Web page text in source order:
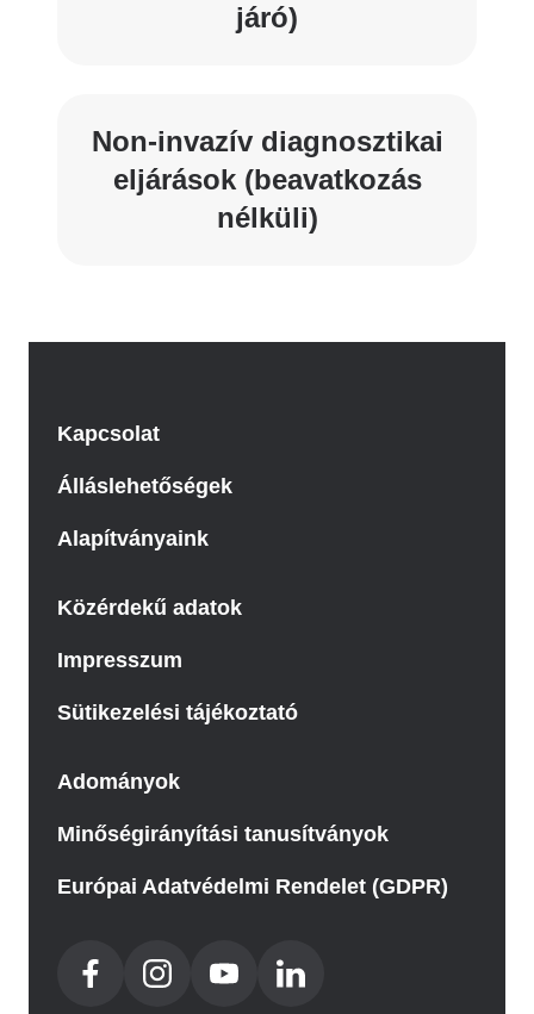
járó)
Non-invazív diagnosztikai
eljárások (beavatkozás
nélküli)
Kapcsolat
Álláslehetőségek
Alapítványaink
Közérdekű adatok
Impresszum
Sütikezelési tájékoztató
Adományok
Minőségirányítási tanusítványok
Európai Adatvédelmi Rendelet (GDPR)